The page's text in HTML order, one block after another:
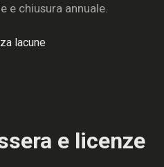
e chiusura annuale.
e licenze